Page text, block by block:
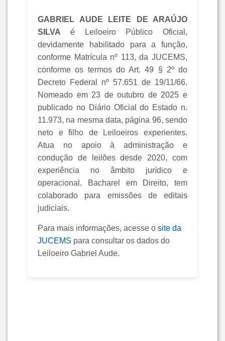
GABRIEL AUDE LEITE DE ARAÚJO
SILVA é Leiloeiro Público Oficial,
devidamente habilitado para a função,
conforme Matrícula nº 113, da JUCEMS,
conforme os termos do Art. 49 § 2º do
Decreto Federal nº 57.651 de 19/11/66.
Nomeado em 23 de outubro de 2025 e
publicado no Diário Oficial do Estado n.
11.973, na mesma data, página 96, sendo
neto e filho de Leiloeiros experientes.
Atua no apoio à administração e
condução de leilões desde 2020, com
experiência no âmbito jurídico e
operacional. Bacharel em Direito, tem
colaborado para emissões de editais
judiciais.
Para mais informações, acesse o site da
JUCEMS para consultar os dados do
Leiloeiro Gabriel Aude.